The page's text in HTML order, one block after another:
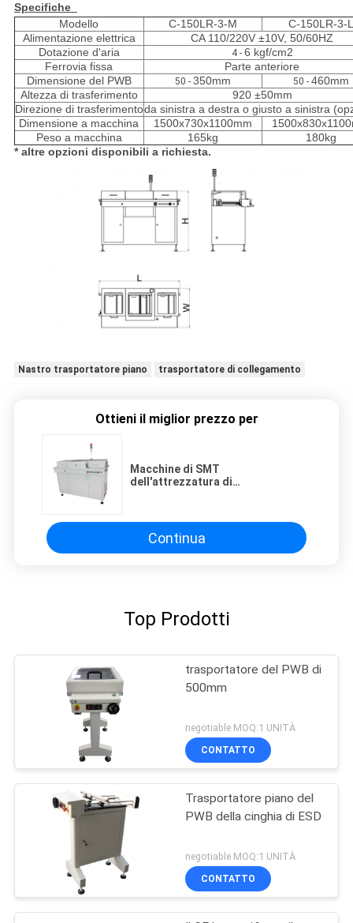
Specifiche
Modello
C-150LR-3-M
C-150LR-3-
Alimentazione elettrica
CA 110/220V ±10V, 50/60HZ
Dotazione d'aria
4 - 6 kgf/cm2
Ferrovia fissa
Parte anteriore
Dimensione del PWB
50 - 350mm 50 -460mm
Altezza di trasferimento
920 ±50mm
Direzione di trasferimentoda sinistra a destra o giusto a sinistra
Dimensione a macchina
1500x730x1100mm
Peso a macchina
165kg
180kg
* altre opzioni disponibili a richiesta.
Nastro trasportatore piano trasportatore di collegamento
Ottieni il miglior prezzo per
Macchine di SMT
dell'attrezzatura di
per l'Assemblea del PWB
Continua
Top Prodotti
trasportatore del PWB di
500mm
negotiable MOQ:1 UNITÀ
CONTATTO
Trasportatore piano del
PWB della cinghia di ESD
negotiable MOQ:1 UNITÀ
CONTATTO